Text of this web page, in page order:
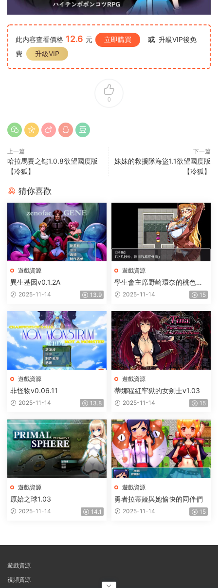
此内容查看價格 12.6 元 立即購買 或 升級VIP後免
費
升級VIP
0
上一篇
哈拉馬賽之铠1.0.8欲望國度版
【冷狐】
下一篇
妹妹的救援隊海盜1.1欲望國度版
【冷狐】
猜你喜歡
遊戲資源
異生基因v0.1.2A
2025-11-14 13.9
遊戲資源
學生會主席野崎環奈的桃色煩
惱 2025-11-14 15
遊戲資源
非怪物v0.06.11
2025-11-14 13.8
遊戲資源
蒂娜猩紅牢獄的女劍士v1.03
2025-11-14 15
遊戲資源
原始之球1.03
2025-11-14 14.1
遊戲資源
勇者拉蒂娅與她愉快的同伴們
2025-11-14 15
遊戲資源
視頻資源